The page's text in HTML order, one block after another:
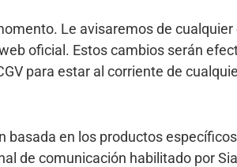
Le avisaremos de
oficial. Estos cambios serán
para estar al corriente de
en los productos
de comunicación habilitado por